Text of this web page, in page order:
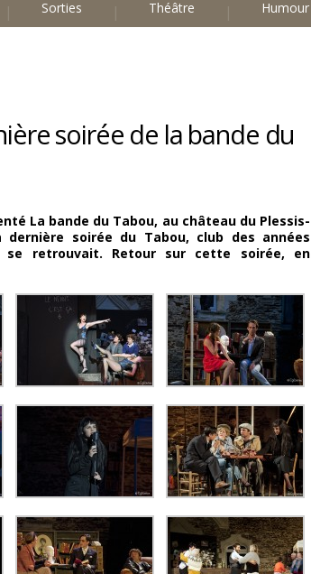
Sorties Théâtre Humour
soirée de la bande du
La bande du Tabou, au château du Plessis-
soirée du Tabou, club des années
se retrouvait. Retour sur cette soirée, en